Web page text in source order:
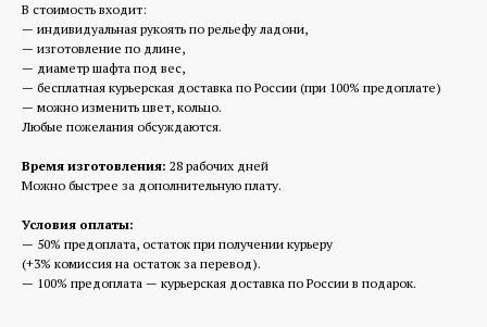
В стоимость входит:
— индивидуальная рукоять по рельефу ладони,
— изготовление по длине,
— диаметр шафта под вес,
— бесплатная курьерская доставка по России (при 100% предоплате)
— можно изменить цвет, кольцо.
Любые пожелания обсуждаются.
Время изготовления: 28 рабочих дней
Можно быстрее за дополнительную плату.
Условия оплаты:
— 50% предоплата, остаток при получении курьеру
(+3% комиссия на остаток за перевод).
— 100% предоплата — курьерская доставка по России в подарок.